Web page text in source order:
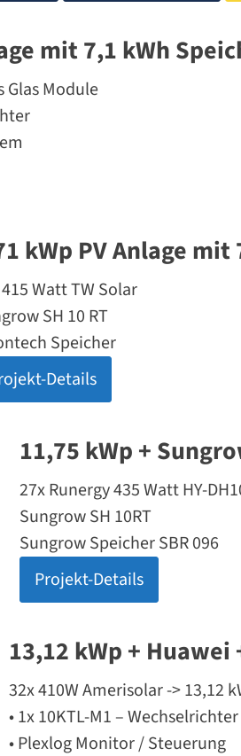
mit 7,1 kWh
Glas Module
kWp PV Anlage
Watt TW Solar
SH 10 RT
Speicher
Details
11,75 kWp +
27x Runergy 435 Watt HY-
Sungrow SH 10RT
Sungrow Speicher SBR 096
Projekt-Details
13,12 kWp +
32x 410W Amerisolar -> 13,12
• 1x 10KTL-M1 –
• Plexlog Monitor / Steuerung